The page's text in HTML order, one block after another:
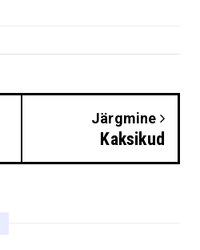
Järgmine
Kaksikud